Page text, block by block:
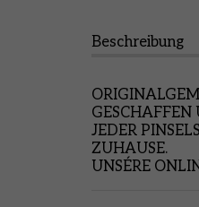
Beschreibung
GESCHAFFEN
JEDER
ZUHAUSE.
UNSÉRE